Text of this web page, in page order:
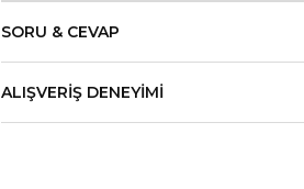
SORU & CEVAP
ALIŞVERIŞ DENEYIMI